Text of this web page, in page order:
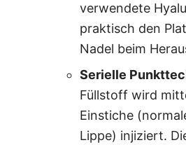
verwendete
praktisch den
Nadel beim
Serielle
Füllstoff wird
Einstiche
Lippe) injiziert.